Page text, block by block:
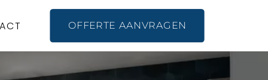
OFFERTE AANVRAGEN